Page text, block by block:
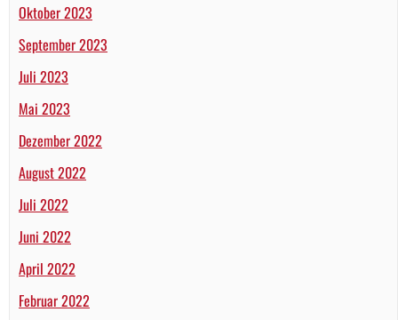
Oktober 2023
September 2023
Juli 2023
Mai 2023
Dezember 2022
August 2022
Juli 2022
Juni 2022
April 2022
Februar 2022